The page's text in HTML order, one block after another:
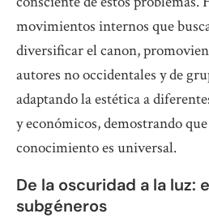
movimientos internos que
diversificar el canon,
autores no occidentales y de
adaptando la estética a
y económicos, demostrando
conocimiento es universal.
De la oscuridad a la luz:
subgéneros